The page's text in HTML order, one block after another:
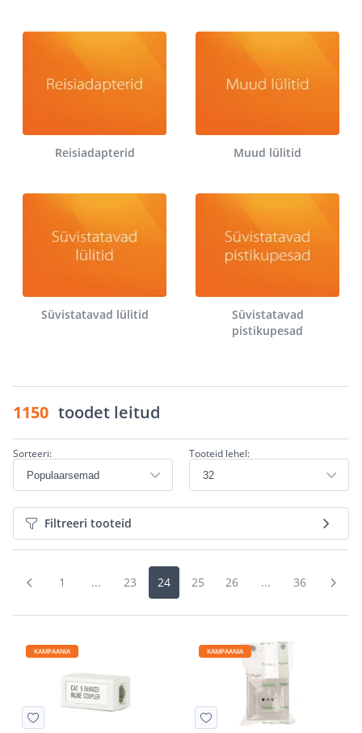
Reisiadapterid Muud lülitid
Süvistatavad lülitid
Süvistatavad
pistikupesad
1150 toodet leitud
Sorteeri: Tooteid lehel:
Filtreeri tooteid
1 ... 23 24 25 26 ... 36
KAMPAANIA KAMPAANIA